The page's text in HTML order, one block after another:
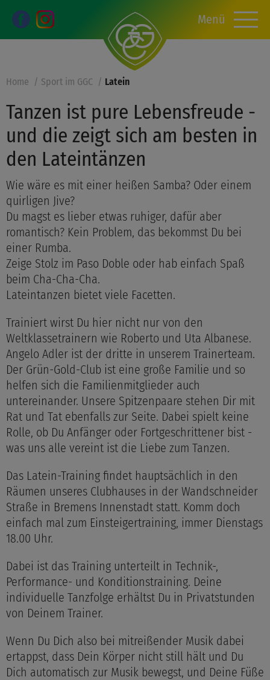
Home Sport im GGC Latein
Tanzen ist pure Lebensfreude -
und die zeigt sich am besten in
den Lateintänzen
Wie wäre es mit einer heißen Samba? Oder einem
quirligen Jive?
Du magst es lieber etwas ruhiger, dafür aber
romantisch? Kein Problem, das bekommst Du bei
einer Rumba.
Zeige Stolz im Paso Doble oder hab einfach Spaß
beim Cha-Cha-Cha.
Lateintanzen bietet viele Facetten.
Trainiert wirst Du hier nicht nur von den
Weltklassetrainern wie Roberto und Uta Albanese.
Angelo Adler ist der dritte in unserem Trainerteam.
Der Grün-Gold-Club ist eine große Familie und so
helfen sich die Familienmitglieder auch
untereinander. Unsere Spitzenpaare stehen Dir mit
Rat und Tat ebenfalls zur Seite. Dabei spielt keine
Rolle, ob Du Anfänger oder Fortgeschrittener bist -
was uns alle vereint ist die Liebe zum Tanzen.
Das Latein-Training findet hauptsächlich in den
Räumen unseres Clubhauses in der Wandschneider
Straße in Bremens Innenstadt statt. Komm doch
einfach mal zum Einsteigertraining, immer Dienstags
18.00 Uhr.
Dabei ist das Training unterteilt in Technik-,
Performance- und Konditionstraining. Deine
individuelle Tanzfolge erhältst Du in Privatstunden
von Deinem Trainer.
Wenn Du Dich also bei mitreißender Musik dabei
ertappst, dass Dein Körper nicht still hält und Du
Dich automatisch zur Musik bewegst, und Deine Füße
Menü